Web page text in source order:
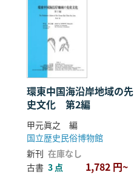
環東中国海沿岸地域の先
史文化 第2編
甲元眞之 編
国立歴史民俗博物館
新刊 在庫なし
古書 3 点 1,782 円~